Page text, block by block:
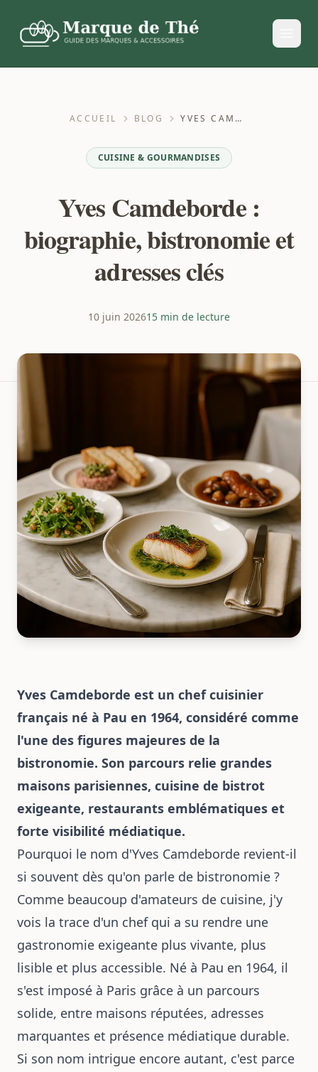
ACCUEIL BLOG YVES CAMDEBORDE : BIOGRAPHIE, BISTRONOMIE ET ADRESSES CLÉS
CUISINE & GOURMANDISES
Yves Camdeborde :
biographie, bistronomie et
adresses clés
10 juin 202615 min de lecture
Yves Camdeborde est un chef cuisinier
français né à Pau en 1964, considéré comme
l'une des figures majeures de la
bistronomie. Son parcours relie grandes
maisons parisiennes, cuisine de bistrot
exigeante, restaurants emblématiques et
forte visibilité médiatique.
Pourquoi le nom d'Yves Camdeborde revient-il
si souvent dès qu'on parle de bistronomie ?
Comme beaucoup d'amateurs de cuisine, j'y
vois la trace d'un chef qui a su rendre une
gastronomie exigeante plus vivante, plus
lisible et plus accessible. Né à Pau en 1964, il
s'est imposé à Paris grâce à un parcours
solide, entre maisons réputées, adresses
marquantes et présence médiatique durable.
Si son nom intrigue encore autant, c'est parce